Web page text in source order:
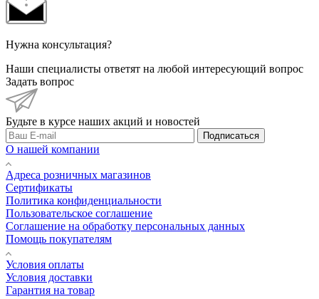
Нужна консультация?
Наши специалисты ответят на любой интересующий вопрос
Задать вопрос
Будьте в курсе наших акций и новостей
Подписаться
О нашей компании
Адреса розничных магазинов
Сертификаты
Политика конфиденциальности
Пользовательское соглашение
Соглашение на обработку персональных данных
Помощь покупателям
Условия оплаты
Условия доставки
Гарантия на товар